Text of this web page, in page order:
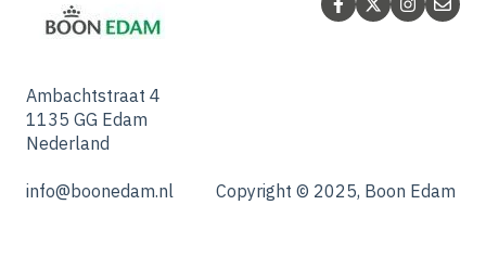
Ambachtstraat 4
1135 GG Edam
Nederland
info@boonedam.nl Copyright © 2025, Boon Edam